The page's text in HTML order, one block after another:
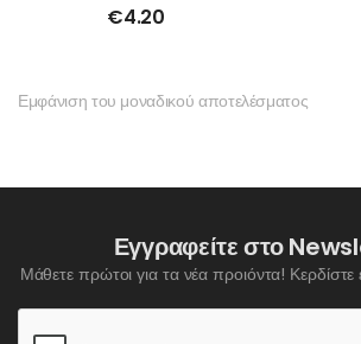
€4.20
Εμφάνιση του μοναδικού αποτελέσματος
Εγγραφείτε στο
Μάθετε πρώτοι για τα νέα προιόντα!